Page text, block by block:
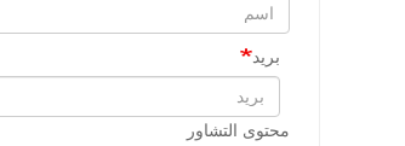
بريد
محتوى التشاور